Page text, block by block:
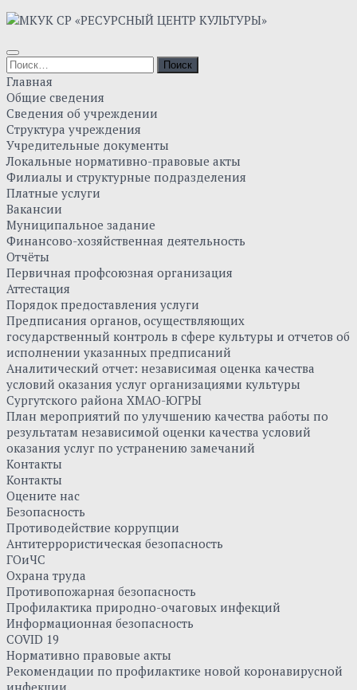
Skip
content
Найти:
Главная
Общие сведения
Сведения об учреждении
Структура учреждения
Учредительные документы
Локальные нормативно-правовые акты
Филиалы и структурные подразделения
Платные услуги
Вакансии
Муниципальное задание
Финансово-хозяйственная деятельность
Отчёты
Первичная профсоюзная организация
Аттестация
Порядок предоставления услуги
Предписания органов, осуществляющих
государственный контроль в сфере культуры и отчетов об
исполнении указанных предписаний
Аналитический отчет: независимая оценка качества
условий оказания услуг организациями культуры
Сургутского района ХМАО-ЮГРЫ
План мероприятий по улучшению качества работы по
результатам независимой оценки качества условий
оказания услуг по устранению замечаний
Контакты
Контакты
Оцените нас
Безопасность
Противодействие коррупции
Антитеррористическая безопасность
ГОиЧС
Охрана труда
Противопожарная безопасность
Профилактика природно-очаговых инфекций
Информационная безопасность
COVID 19
Нормативно правовые акты
Рекомендации по профилактике новой коронавирусной